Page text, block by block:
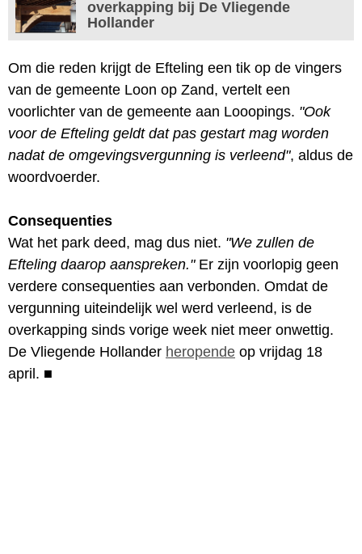
overkapping bij De Vliegende
Hollander
Om die reden krijgt de Efteling een tik op de vingers
van de gemeente Loon op Zand, vertelt een
voorlichter van de gemeente aan Looopings. "Ook
voor de Efteling geldt dat pas gestart mag worden
nadat de omgevingsvergunning is verleend", aldus de
woordvoerder.
Consequenties
Wat het park deed, mag dus niet. "We zullen de
Efteling daarop aanspreken."Er zijn voorlopig geen
verdere consequenties aan verbonden. Omdat de
vergunning uiteindelijk wel werd verleend, is de
overkapping sinds vorige week niet meer onwettig.
De Vliegende Hollander heropende op vrijdag 18
april. ■